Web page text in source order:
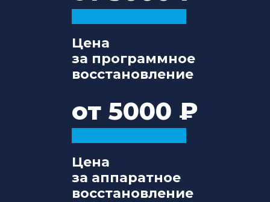
Цена
за программное
восстановление
от 5000
Цена
за аппаратное
восстановление